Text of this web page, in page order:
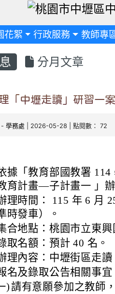
花絮 行政服務 教師專
分月文章
「中壢走讀」研習一案
-學務處 | 2026-05-28 | 點閱數： 72
據「教育部國教署
育計畫—子計畫一 」辦
理時間： 115 年 6 月
時發車）。
合地點：桃園市立東
取名額：預計 40 名。
理內容：中壢街區走
名及錄取公告相關事宜
) 請有意願參加之教師